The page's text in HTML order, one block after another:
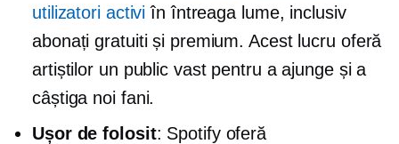
utilizatori activi în întreaga lume, inclusiv
abonați gratuiti și premium. Acest lucru oferă
artiștilor un public vast pentru a ajunge și a
câștiga noi fani.
Ușor de folosit: Spotify oferă